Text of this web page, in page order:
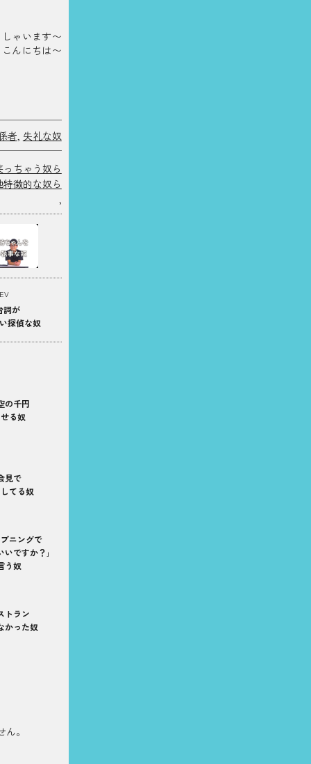
ゃいます〜
んにちは〜
者 失礼な奴
っちゃう奴ら
特徴的な奴ら
,
詞が
探偵な奴
の千円
る奴
見で
てる奴
ニングで
いですか？｣
う奴
トラン
かった奴
。